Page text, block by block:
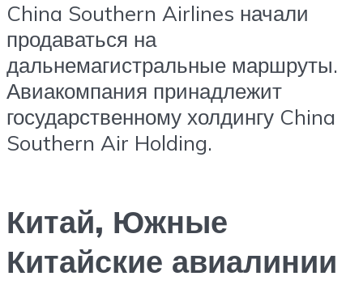
China Southern Airlines начали
продаваться на
дальнемагистральные маршруты.
Авиакомпания принадлежит
государственному холдингу China
Southern Air Holding.
Китай, Южные
Китайские авиалинии